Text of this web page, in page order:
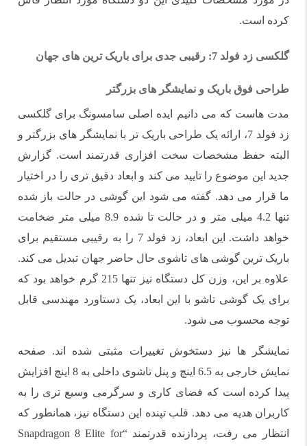
کرده است.
گلکسی زد فولد 7: رقیبی جدی برای باریک ترین های جهان
طراحی فوق باریک و نمایشگر های بزرگتر
مدت هاست که می دانیم ایده اصلی سامسونگ برای گلکسی
زد فولد 7، ارائه یک طراحی باریک تر با نمایشگر های بزرگتر و
البته حفظ مشخصات سخت افزاری قدرتمند است. گزارش
جدید این موضوع را تایید می کند و ابعاد دقیق تری را در اختیار
ما قرار می دهد. گفته می شود این گوشی در حالت باز شده
تنها 4.2 میلی متر و در حالت تا شده 8.9 میلی متر ضخامت
خواهد داشت. این ابعاد، زد فولد 7 را به رقیبی مستقیم برای
باریک ترین گوشی های تاشوی حال حاضر جهان تبدیل می کند.
علاوه بر این، وزن کل دستگاه نیز تنها 215 گرم خواهد بود که
برای یک گوشی تاشو با این ابعاد، یک دستاورد مهندسی قابل
توجه محسوب می شود.
نمایشگر ها نیز دستخوش تغییرات مثبتی شده اند. صفحه
نمایش خارجی به 6.5 اینچ و پنل تاشوی داخلی به 8 اینچ افزایش
پیدا کرده است که فضای کاری و سرگرمی وسیع تری را به
کاربران هدیه می دهد. قلب تپنده این دستگاه نیز، همانطور که
انتظار می رفت، پردازنده قدرتمند “Snapdragon 8 Elite for